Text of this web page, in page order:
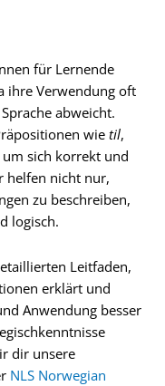
für Lernende
ihre Verwendung oft
abweicht.
wietil,
sich korrekt und
helfen nicht nur,
zu beschreiben,
logisch.
Leitfaden,
erklärt und
Anwendung besser
dir unsere
NLS Norwegian